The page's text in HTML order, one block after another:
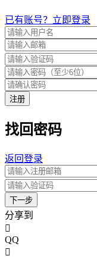
已有账号？立即登录
注册
找回密码
返回登录
下一步
分享到
QQ